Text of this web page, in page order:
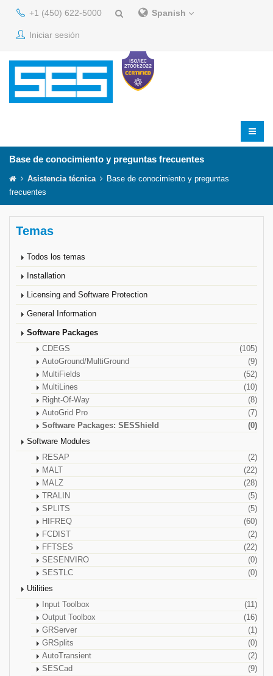
+1 (450) 622-5000 Spanish
Iniciar sesión
Base de conocimiento y preguntas frecuentes
Asistencia técnica
Base de conocimiento y preguntas
frecuentes
Temas
Todos los temas
Installation
Licensing and Software Protection
General Information
Software Packages
CDEGS
(105)
AutoGround/MultiGround
(9)
MultiFields
(52)
MultiLines
(10)
Right-Of-Way
(8)
AutoGrid Pro
(7)
Software Packages: SESShield
(0)
Software Modules
RESAP
(2)
MALT
(22)
MALZ
(28)
TRALIN
(5)
SPLITS
(5)
HIFREQ
(60)
FCDIST
(2)
FFTSES
(22)
SESENVIRO
(0)
SESTLC
(0)
Utilities
Input Toolbox
(11)
Output Toolbox
(16)
GRServer
(1)
GRSplits
(0)
AutoTransient
(2)
SESCad
(9)